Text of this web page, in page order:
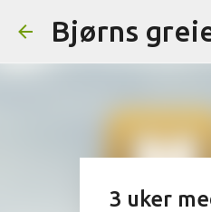
Bjørns
3 uker